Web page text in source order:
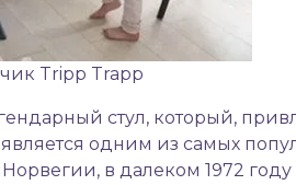
Tripp Trapp
стул, который,
является одним из самых
в далеком 1972